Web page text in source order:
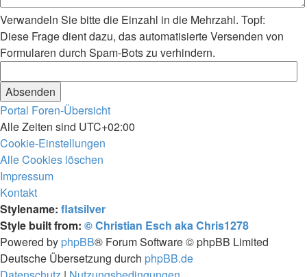
Verwandeln Sie bitte die Einzahl in die Mehrzahl. Topf:
Diese Frage dient dazu, das automatisierte Versenden von
Formularen durch Spam-Bots zu verhindern.
Portal Foren-Übersicht
Alle Zeiten sind UTC+02:00
Cookie-Einstellungen
Alle Cookies löschen
Impressum
Kontakt
Stylename: flatsilver
Style built from: © Christian Esch aka Chris1278
Powered by phpBB® Forum Software © phpBB Limited
Deutsche Übersetzung durch phpBB.de